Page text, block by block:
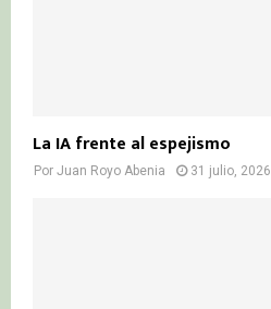
La IA frente al espejismo
Por Juan Royo Abenia 31 julio, 2026